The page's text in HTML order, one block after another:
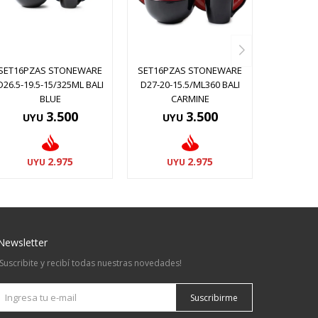
STONEWARE
19.5-15/325ML BALI
BLUE
UYU 3.500
UYU 2.975
SET16PZAS STONEWARE
D27-20-15.5/ML360 BALI
CARMINE
UYU 3.500
UYU 2.975
y recibí todas nuestras novedades!
Suscribirme